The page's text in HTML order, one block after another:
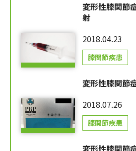
変形性膝関節
射
2018.04.23
膝関節疾患
変形性膝関節
2018.07.26
膝関節疾患
変形性膝関節